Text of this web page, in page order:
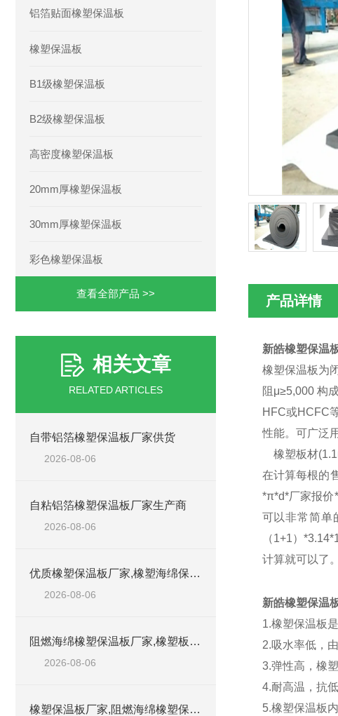
铝箔贴面橡塑保温板
橡塑保温板
B1级橡塑保温板
B2级橡塑保温板
高密度橡塑保温板
20mm厚橡塑保温板
30mm厚橡塑保温板
彩色橡塑保温板
查看全部产品 >>
相关文章
RELATED ARTICLES
自带铝箔橡塑保温板厂家供货
2026-08-06
自粘铝箔橡塑保温板厂家生产商
2026-08-06
优质橡塑保温板厂家,橡塑海绵保温材料供货商
2026-08-06
阻燃海绵橡塑保温板厂家,橡塑板厂家销售点
2026-08-06
橡塑保温板厂家,阻燃海绵橡塑保温板厂家出售
产品详情
新皓橡塑保温
橡塑保温板为
阻μ≥5,000 构
HFC或HCFC
性能。可广泛
橡塑板材
在计算每根的
*π*d*厂家报价
可以非常简单
（1+1）
计算就可以了。
新皓橡塑保温
1.橡塑保温板
2.吸水率低，
3.弹性高，橡
4.耐高温，抗
5.橡塑保温板